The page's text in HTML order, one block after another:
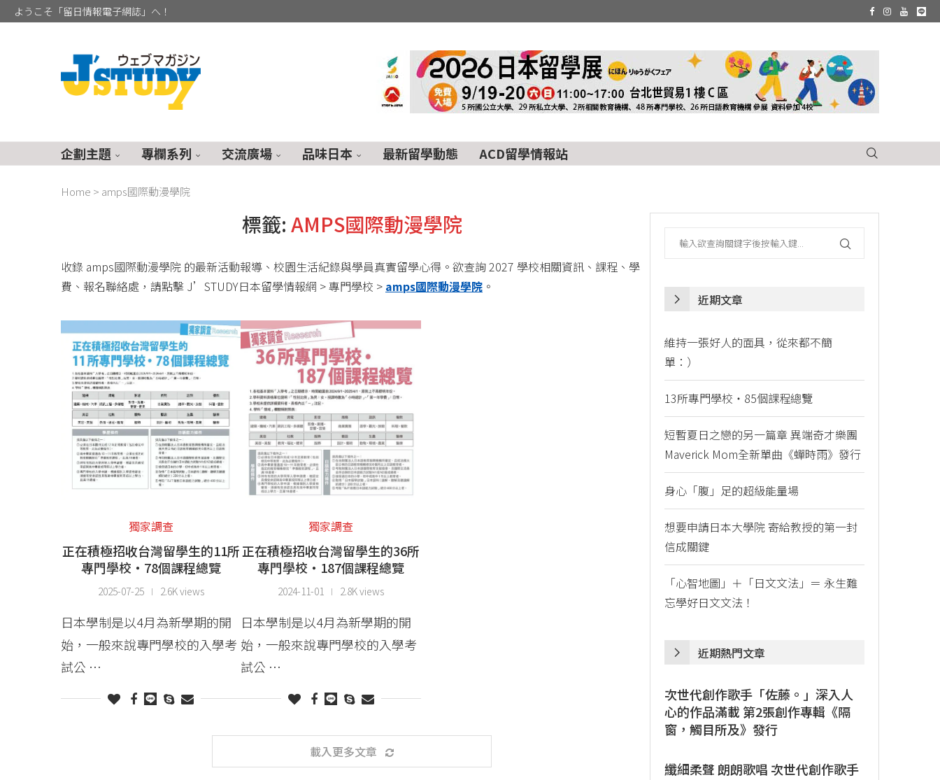
ようこそ「留日情報電子網誌」へ！
企劃主題 專欄系列 交流廣場 品味日本 最新留學動態 ACD留學情報站
Home > amps國際動漫學院
標籤: AMPS國際動漫學院
收錄 amps國際動漫學院 的最新活動報導、校園生活紀錄與學員真實留學心得。欲查詢 2027 學校相關資訊、課程、學
費、報名聯絡處，請點擊 J’STUDY日本留學情報網 > 專門學校 > amps國際動漫學院 。
獨家調查
正在積極招收台灣留學生的11所
專門學校・78個課程總覽
2025-07-25 2.6K views
日本學制是以4月為新學期的開
始，一般來說專門學校的入學考
試公 …
獨家調查
正在積極招收台灣留學生的36所
專門學校・187個課程總覽
2024-11-01 2.8K views
日本學制是以4月為新學期的開
始，一般來說專門學校的入學考
試公 …
載入更多文章
近期文章
維持一張好人的面具，從來都不簡
單：）
13所專門學校・85個課程總覽
短暫夏日之戀的另一篇章 異端奇才樂團
Maverick Mom全新單曲《蟬時雨》發行
身心「腹」足的超級能量場
想要申請日本大學院 寄給教授的第一封
信成關鍵
「心智地圖」＋「日文文法」＝ 永生難
忘學好日文文法！
近期熱門文章
次世代創作歌手「佐藤。」深入人
心的作品滿載 第2張創作專輯《隔
窗，觸目所及》發行
纖細柔聲 朗朗歌唱 次世代創作歌手